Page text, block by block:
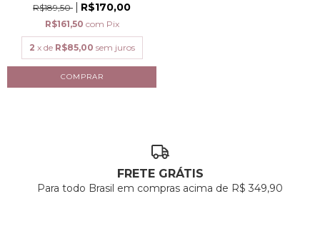
R$189,50
R$170,00
R$161,50 com Pix
2 x de R$85,00 sem juros
FRETE GRÁTIS
Para todo Brasil em compras acima de R$ 349,90